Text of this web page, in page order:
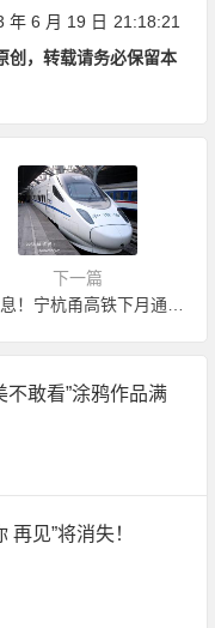
年 6 月 19 日 21:18:21
创，转载请务必保留本
下一篇
不敢看”涂鸦作品满
再见”将消失！